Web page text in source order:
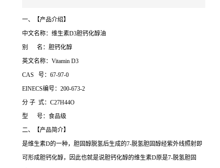
一、【产品介绍】
中文名称：维生素D3胆钙化醇油
别 名：胆钙化醇
英文名称：Vitamin D3
CAS 号：67-97-0
EINECS编号：200-673-2
分 子 式：C27H44O
型 号：食品级
二、【产品简介】
是维生素D的一种，胆固醇脱氢后生成的7-脱氢胆固醇经紫外线照射即
可形成胆钙化醇，因此也就是说胆钙化醇的维生素D原是7-脱氢胆固